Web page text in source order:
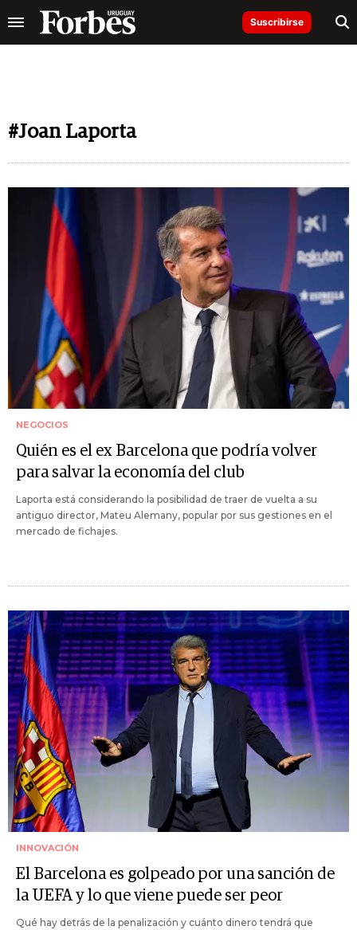
Suscribirse
#Joan Laporta
NEGOCIOS
Quién es el ex Barcelona que podría volver
para salvar la economía del club
Laporta está considerando la posibilidad de traer de vuelta a su
antiguo director, Mateu Alemany, popular por sus gestiones en el
mercado de fichajes.
INNOVACIÓN
El Barcelona es golpeado por una sanción de
la UEFA y lo que viene puede ser peor
Qué hay detrás de la penalización y cuánto dinero tendrá que